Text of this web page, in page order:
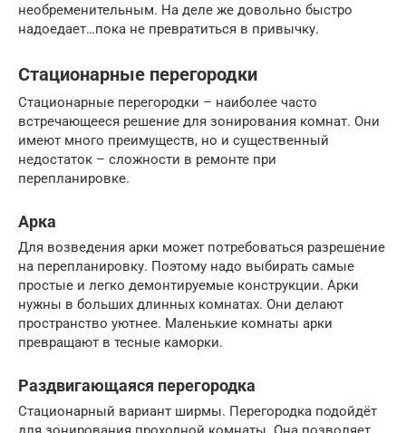
необременительным. На деле же довольно быстро
надоедает…пока не превратиться в привычку.
Стационарные перегородки
Стационарные перегородки – наиболее часто
встречающееся решение для зонирования комнат. Они
имеют много преимуществ, но и существенный
недостаток – сложности в ремонте при
перепланировке.
Арка
Для возведения арки может потребоваться разрешение
на перепланировку. Поэтому надо выбирать самые
простые и легко демонтируемые конструкции. Арки
нужны в больших длинных комнатах. Они делают
пространство уютнее. Маленькие комнаты арки
превращают в тесные каморки.
Раздвигающаяся перегородка
Стационарный вариант ширмы. Перегородка подойдёт